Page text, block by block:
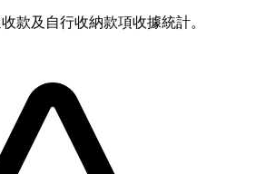
款及自行收納款項收據統計。